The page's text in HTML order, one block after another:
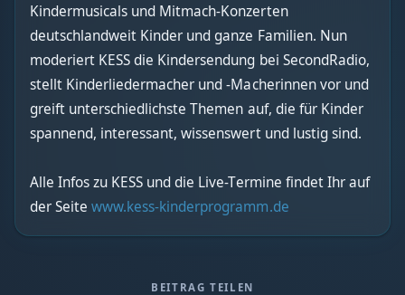
Kindermusicals und Mitmach-Konzerten
deutschlandweit Kinder und ganze Familien. Nun
moderiert KESS die Kindersendung bei SecondRadio,
stellt Kinderliedermacher und -Macherinnen vor und
greift unterschiedlichste Themen auf, die für Kinder
spannend, interessant, wissenswert und lustig sind.
Alle Infos zu KESS und die Live-Termine findet Ihr auf
der Seitewww.kess-kinderprogramm.de
BEITRAG TEILEN